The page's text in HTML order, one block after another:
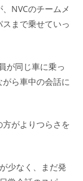
NVCのチームメ
まで乗せていっ
が同じ車に乗っ
ら車中の会話に
がよりつらさを
少なく、まだ発